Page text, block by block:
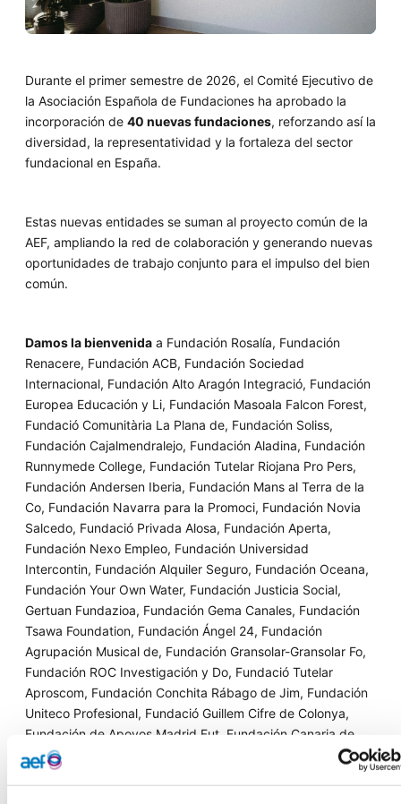
Durante el primer semestre de 2026, el Comité Ejecutivo de
la Asociación Española de Fundaciones ha aprobado la
incorporación de 40 nuevas fundaciones, reforzando así la
diversidad, la representatividad y la fortaleza del sector
fundacional en España.
Estas nuevas entidades se suman al proyecto común de la
AEF, ampliando la red de colaboración y generando nuevas
oportunidades de trabajo conjunto para el impulso del bien
común.
Damos la bienvenida a Fundación Rosalía, Fundación
Renacere, Fundación ACB, Fundación Sociedad
Internacional, Fundación Alto Aragón Integració, Fundación
Europea Educación y Li, Fundación Masoala Falcon Forest,
Fundació Comunitària La Plana de, Fundación Soliss,
Fundación Cajalmendralejo, Fundación Aladina, Fundación
Runnymede College, Fundación Tutelar Riojana Pro Pers,
Fundación Andersen Iberia, Fundación Mans al Terra de la
Co, Fundación Navarra para la Promoci, Fundación Novia
Salcedo, Fundació Privada Alosa, Fundación Aperta,
Fundación Nexo Empleo, Fundación Universidad
Intercontin, Fundación Alquiler Seguro, Fundación Oceana,
Fundación Your Own Water, Fundación Justicia Social,
Gertuan Fundazioa, Fundación Gema Canales, Fundación
Tsawa Foundation, Fundación Ángel 24, Fundación
Agrupación Musical de, Fundación Gransolar-Gransolar Fo,
Fundación ROC Investigación y Do, Fundació Tutelar
Aproscom, Fundación Conchita Rábago de Jim, Fundación
Uniteco Profesional, Fundació Guillem Cifre de Colonya,
Fundación de Apoyos Madrid Fut, Fundación Canaria de
Apoyos ADEF, Fundación Grupo Sifu y Fundación Valle de
Tena.